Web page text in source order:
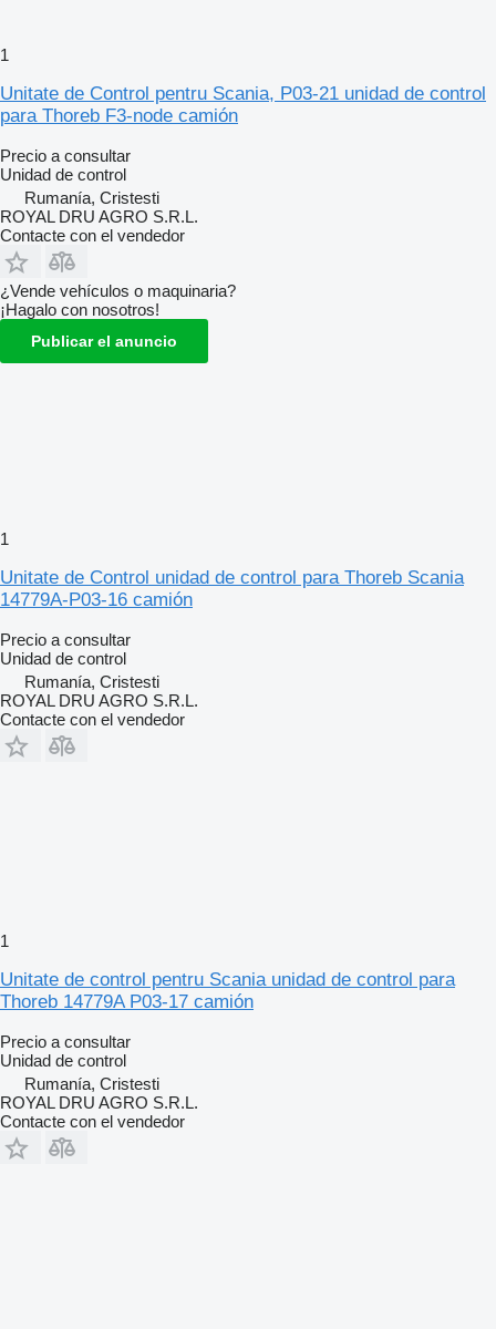
1
Unitate de Control pentru Scania, P03-21 unidad de control
para Thoreb F3-node camión
Precio a consultar
Unidad de control
Rumanía, Cristesti
ROYAL DRU AGRO S.R.L.
Contacte con el vendedor
¿Vende vehículos o maquinaria?
¡Hagalo con nosotros!
Publicar el anuncio
1
Unitate de Control unidad de control para Thoreb Scania
14779A-P03-16 camión
Precio a consultar
Unidad de control
Rumanía, Cristesti
ROYAL DRU AGRO S.R.L.
Contacte con el vendedor
1
Unitate de control pentru Scania unidad de control para
Thoreb 14779A P03-17 camión
Precio a consultar
Unidad de control
Rumanía, Cristesti
ROYAL DRU AGRO S.R.L.
Contacte con el vendedor